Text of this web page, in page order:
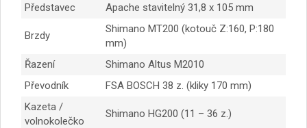
Představec
Apache stavitelný 31,8 x 105 mm
Brzdy
Shimano MT200 (kotouč Z:160, P:180
mm)
Řazení
Shimano Altus M2010
Převodník
FSA BOSCH 38 z. (kliky 170 mm)
Kazeta /
volnokolečko
Shimano HG200 (11 – 36 z.)